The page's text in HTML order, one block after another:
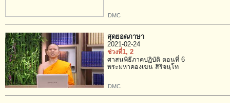
DMC
สุดยอดภาษา
2021-02-24
ช่วงที่1, 2
ศาสนพิธีภาคปฏิบัติ ตอนที่ 6
พระมหาคองเขน สิริจนฺโท
DMC